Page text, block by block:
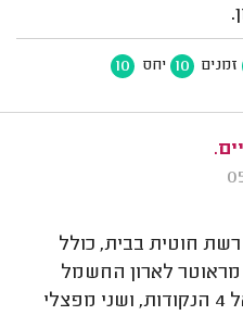
זמנים 10 יחס 10
רשת חוטית בבית, כולל
לארון החשמל
ומארון החשמל אל 4 הנקודות, ושני מפצלי